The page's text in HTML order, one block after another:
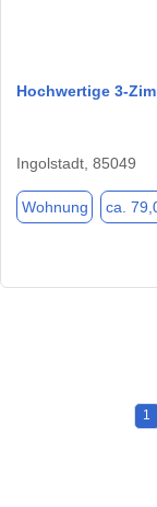
Hochwertige 3-
Ingolstadt, 85049
Wohnung ca.
1